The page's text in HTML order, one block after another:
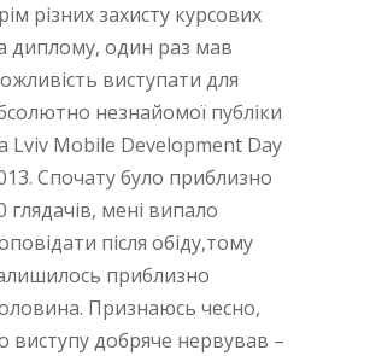
різних захисту курсових
диплому, один раз мав
виступати для
незнайомої публіки
Lviv Mobile Development Day
Спочату було приблизно
глядачів, мені випало
після обіду,тому
приблизно
Признаюсь чесно,
виступу добряче нервував –